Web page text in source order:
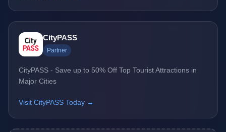
CityPASS
Partner
CityPASS - Save up to 50% Off Top Tourist Attractions in
Major Cities
Visit CityPASS Today →